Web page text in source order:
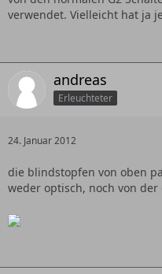
verwendet. Vielleicht hat ja
andreas
Erleuchteter
24. Januar 2012
die blindstopfen von oben
weder optisch, noch von der